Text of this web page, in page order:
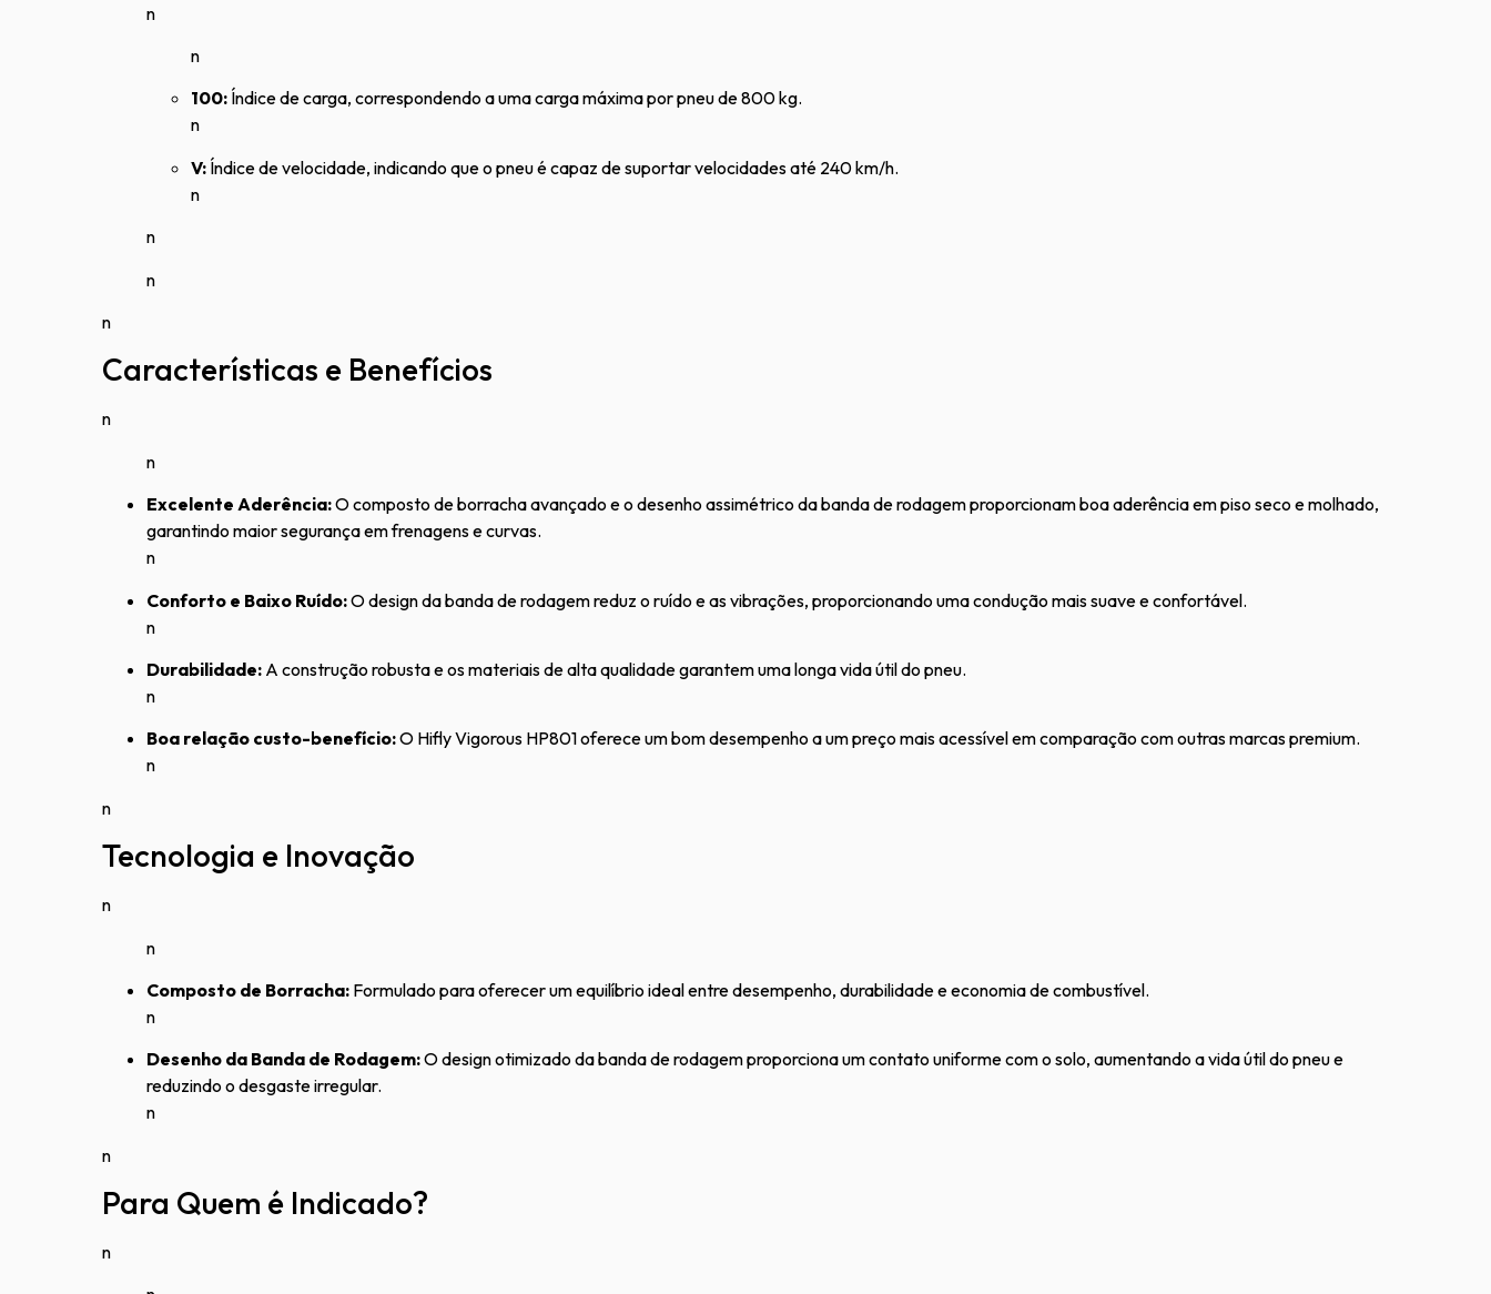
n
n
100: Índice de carga, correspondendo a uma carga máxima por pneu de 800 kg.
n
V: Índice de velocidade, indicando que o pneu é capaz de suportar velocidades até 240 km/h.
n
n
n
n
Características e Benefícios
n
n
Excelente Aderência:O composto de borracha avançado e o desenho assimétrico da banda de rodagem proporcionam boa aderência em piso seco e molhado,
garantindo maior segurança em frenagens e curvas.
n
Conforto e Baixo Ruído:O design da banda de rodagem reduz o ruído e as vibrações, proporcionando uma condução mais suave e confortável.
n
Durabilidade: A construção robusta e os materiais de alta qualidade garantem uma longa vida útil do pneu.
n
Boa relação custo-benefício:O Hifly Vigorous HP801 oferece um bom desempenho a um preço mais acessível em comparação com outras marcas premium.
n
n
Tecnologia e Inovação
n
n
Composto de Borracha: Formulado para oferecer um equilíbrio ideal entre desempenho, durabilidade e economia de combustível.
n
Desenho da Banda de Rodagem:O design otimizado da banda de rodagem proporciona um contato uniforme com o solo, aumentando a vida útil do pneu e
reduzindo o desgaste irregular.
n
n
Para Quem é Indicado?
n